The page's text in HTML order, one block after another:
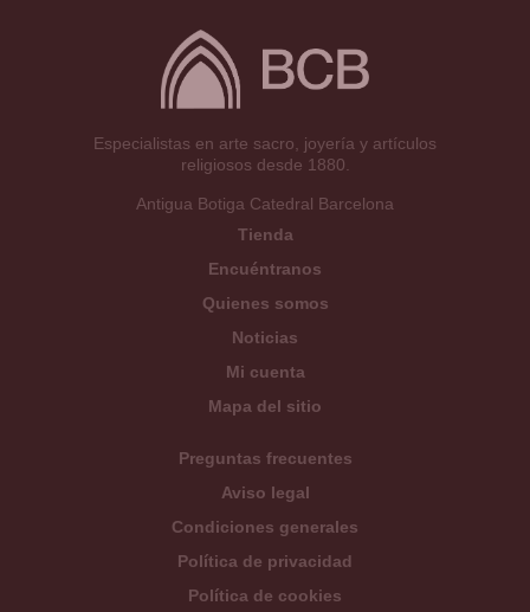
Especialistas en arte sacro, joyería y artículos
religiosos desde 1880.
Antigua Botiga Catedral Barcelona
Tienda
Encuéntranos
Quienes somos
Noticias
Mi cuenta
Mapa del sitio
Preguntas frecuentes
Aviso legal
Condiciones generales
Política de privacidad
Política de cookies